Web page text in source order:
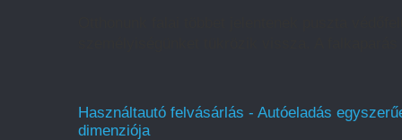
Használtautó felvásárlás - Autóeladás
dimenziója